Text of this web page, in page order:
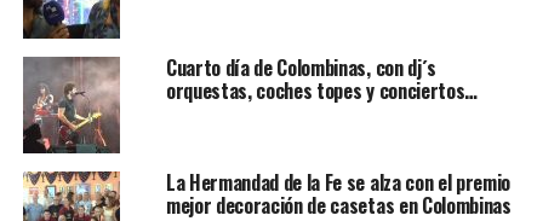
Cuarto día de Colombinas, con dj´s
orquestas, coches topes y conciertos…
La Hermandad de la Fe se alza con el premio
mejor decoración de casetas en Colombinas